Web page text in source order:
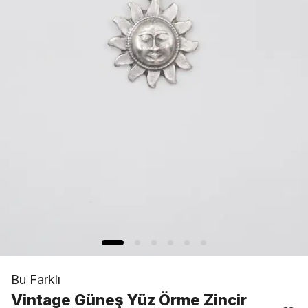
Bu Farklı
Vintage Güneş Yüz Örme Zincir